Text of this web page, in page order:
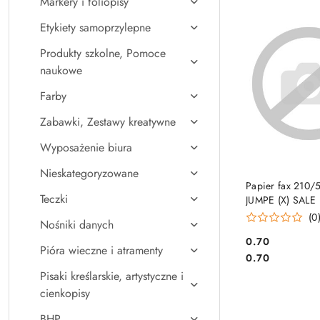
Etykiety samoprzylepne
Produkty szkolne, Pomoce
naukowe
Farby
Zabawki, Zestawy kreatywne
Wyposażenie biura
Nieskategoryzowane
Teczki
Nośniki danych
Pióra wieczne i atramenty
Pisaki kreślarskie, artystyczne i
cienkopisy
Papier fax 210/
JUMPE (X) SALE
(0)
Cena:
0.70
Cena:
0.70
DO